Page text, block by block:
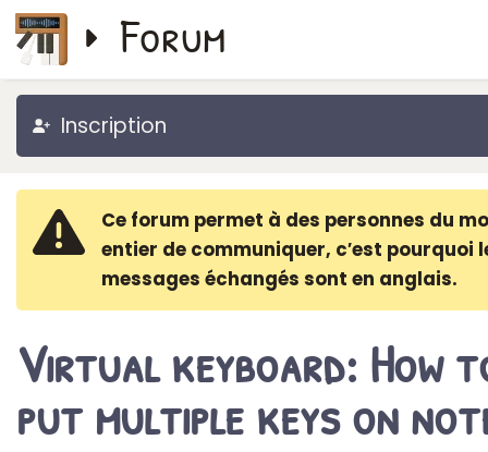
Forum
Inscription
Ce forum permet à des personnes du
entier de communiquer, c′est pourquoi
messages échangés sont en anglais.
Virtual keyboard: How
put multiple keys on